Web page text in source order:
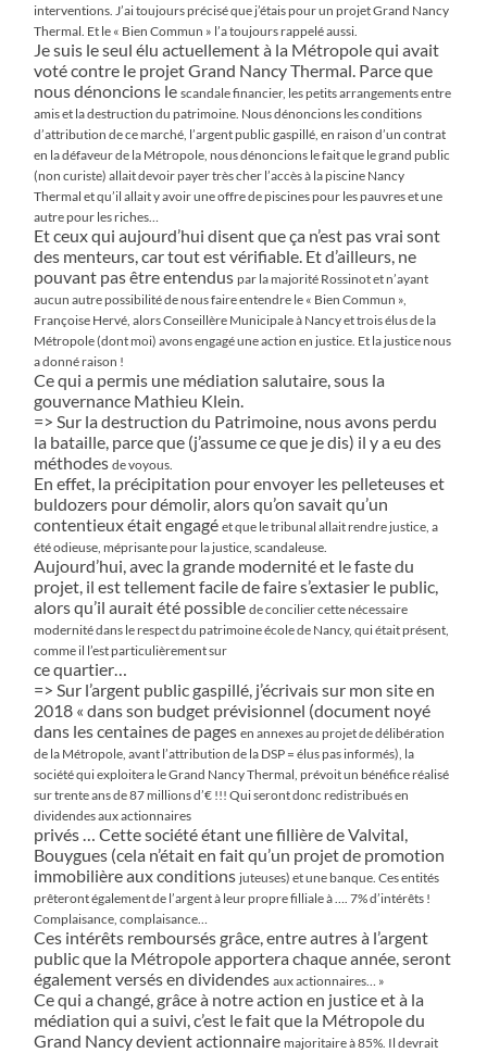
interventions. J’ai toujoursprécisé que j’étais pour un projet Grand Nancy
Thermal. Et le « Bien Commun » l’a toujours rappelé aussi.
Je suis le seul élu actuellement à la Métropole qui avait
voté contre le projet Grand Nancy Thermal. Parce que
nous dénoncions lescandale financier, les petits arrangements entre
amis et la destruction du patrimoine. Nous dénoncions les conditions
d’attributionde ce marché, l’argent public gaspillé, en raison d’un contrat
en la défaveur de la Métropole, nous dénoncions le fait que le grandpublic
(non curiste) allait devoir payer très cher l’accès à la piscine Nancy
Thermal et qu’il allait y avoir une offre de piscines pour lespauvres et une
autre pour les riches…
Et ceux qui aujourd’hui disent que ça n’est pas vrai sont
des menteurs, car tout est vérifiable. Et d’ailleurs, ne
pouvant pas être entenduspar la majorité Rossinot et n’ayant
aucun autre possibilité de nous faire entendre le « Bien Commun »,
Françoise Hervé, alors Conseillère Municipale à Nancy et trois élus de la
Métropole (dont moi) avons engagé une action en justice. Et la justice nous
a donné raison !
Ce qui a permis une médiation salutaire, sous la
gouvernance Mathieu Klein.
=> Sur la destruction du Patrimoine, nous avons perdu
la bataille, parce que (j’assume ce que je dis) il y a eu des
méthodesde voyous.
En effet, la précipitation pour envoyer les pelleteuses et
buldozers pour démolir, alors qu’on savait qu’un
contentieux était engagéet que le tribunal allait rendre justice, a
été odieuse, méprisante pour la justice, scandaleuse.
Aujourd’hui, avec la grande modernité et le faste du
projet, il est tellement facile de faire s’extasier le public,
alors qu’il aurait été possiblede concilier cette nécessaire
modernité dans le respect du patrimoine école de Nancy, qui était présent,
comme il l’est particulièrement sur
ce quartier…
=> Sur l’argent public gaspillé, j’écrivais sur mon site en
2018 « dans son budget prévisionnel (document noyé
dans les centaines de pagesen annexes au projet de délibération
de la Métropole, avant l’attribution de la DSP = élus pas informés), la
société qui exploitera le Grand Nancy Thermal, prévoit un bénéfice réalisé
sur trente ans de 87 millions d’€ !!! Qui seront donc redistribués en
dividendes aux actionnaires
privés … Cette société étant une fillière de Valvital,
Bouygues (cela n’était en fait qu’un projet de promotion
immobilière aux conditions juteuses) et une banque. Ces entités
prêteront également de l’argent à leur propre filliale à …. 7% d’intérêts !
Complaisance, complaisance…
Ces intérêts remboursés grâce, entre autres à l’argent
public que la Métropole apportera chaque année, seront
également versés en dividendes aux actionnaires… »
Ce qui a changé, grâce à notre action en justice et à la
médiation qui a suivi, c’est le fait que la Métropole du
Grand Nancy devient actionnairemajoritaire à 85%. Il devrait